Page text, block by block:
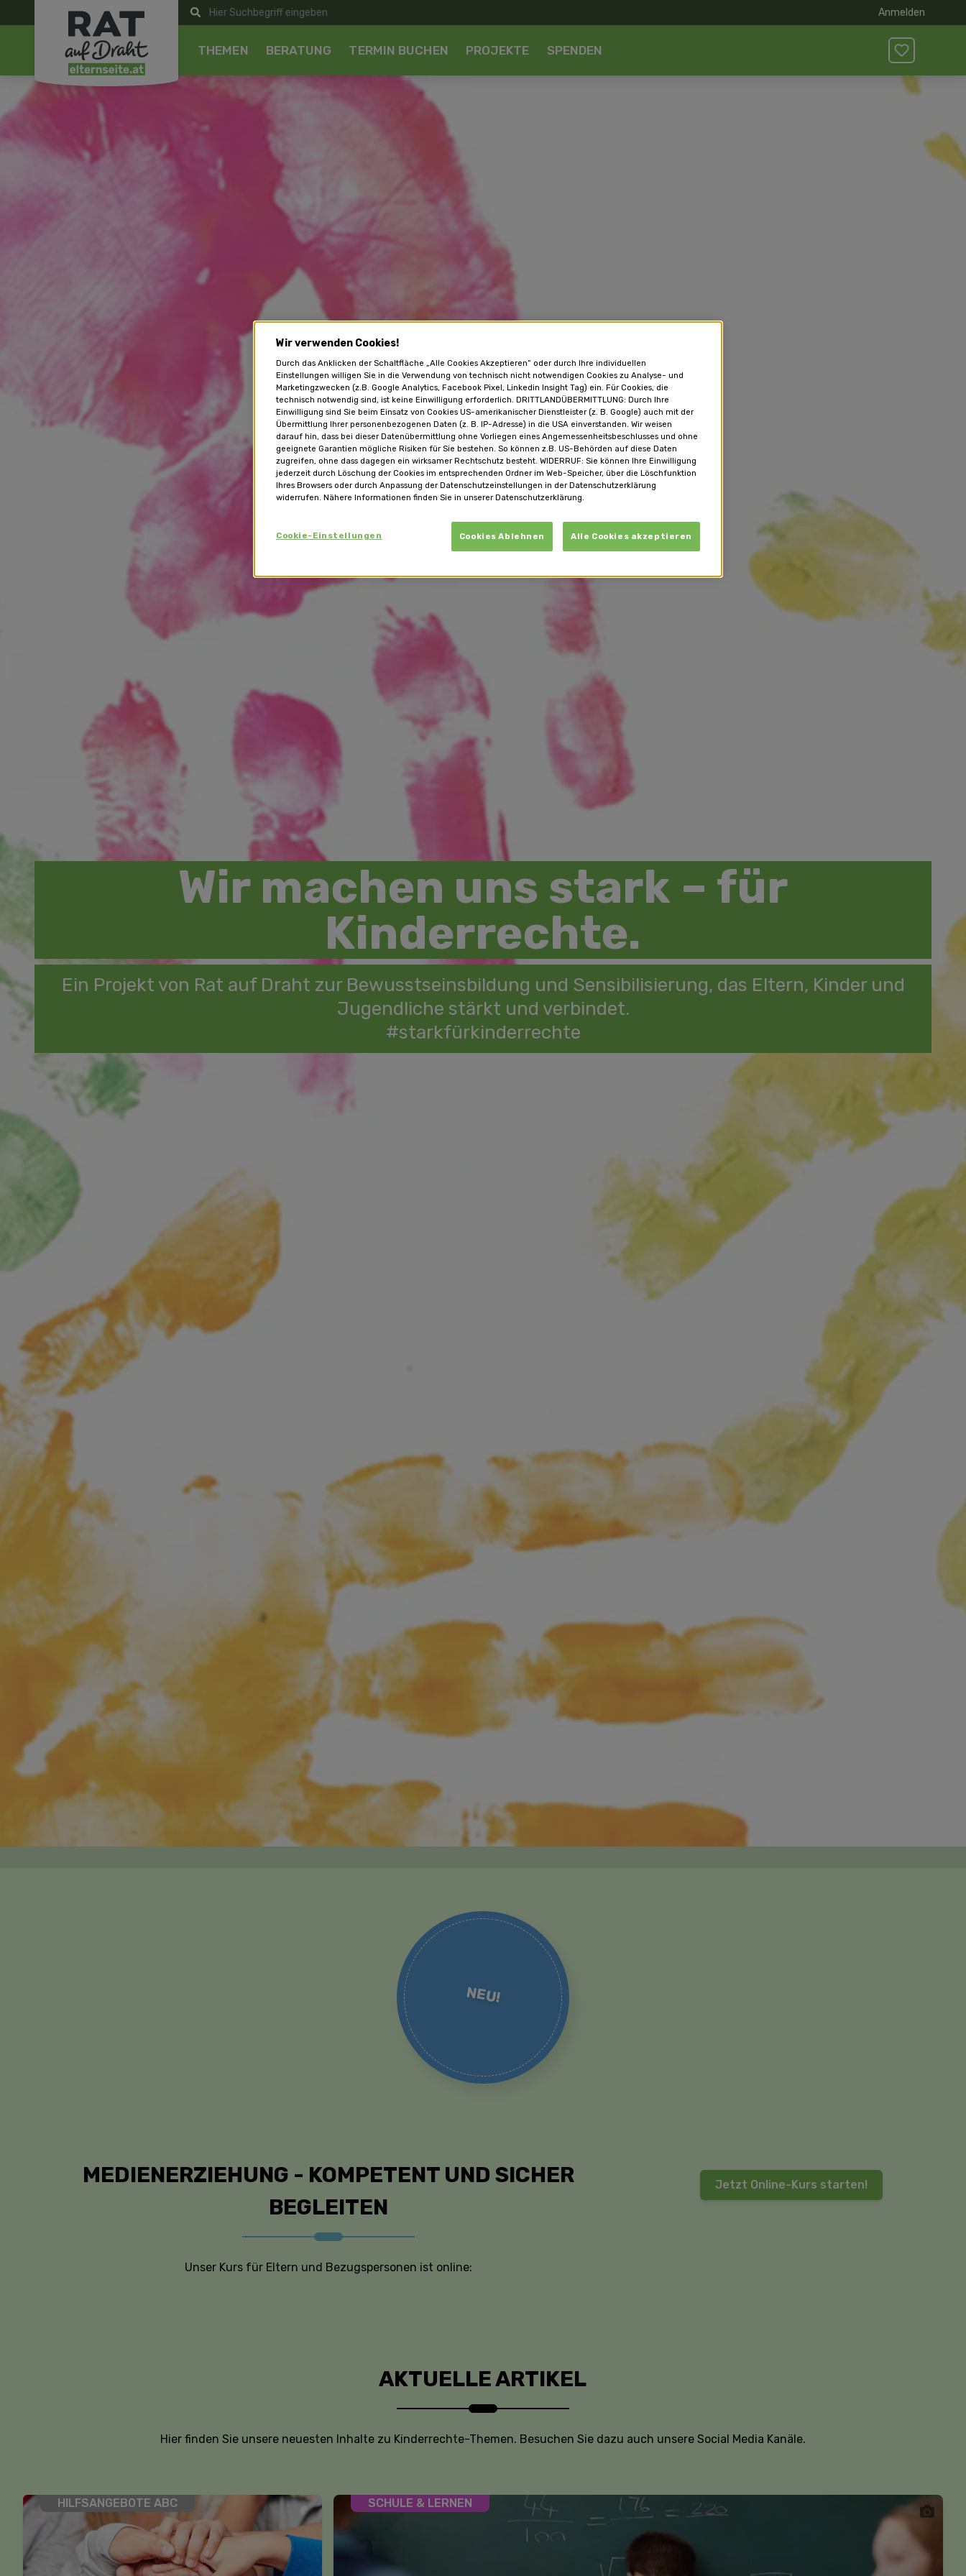
Anmelden
THEMEN BERATUNG TERMIN BUCHEN PROJEKTE SPENDEN
Wir machen uns stark – für
Kinderrechte.
Ein Projekt von Rat auf Draht zur Bewusstseinsbildung und Sensibilisierung, das Eltern, Kinder und
Jugendliche stärkt und verbindet.
#starkfürkinderrechte
NEU!
MEDIENERZIEHUNG - KOMPETENT UND SICHER
BEGLEITEN
Unser Kurs für Eltern und Bezugspersonen ist online:
Jetzt Online-Kurs starten!
AKTUELLE ARTIKEL
Hier finden Sie unsere neuesten Inhalte zu Kinderrechte-Themen. Besuchen Sie dazu auch unsere Social Media Kanäle.
HILFSANGEBOTE ABC SCHULE & LERNEN
Wir verwenden Cookies!
Durch das Anklicken der Schaltfläche „Alle Cookies Akzeptieren“ oder durch Ihre individuellen
Einstellungen willigen Sie in die Verwendung von technisch nicht notwendigen Cookies zu Analyse- und
Marketingzwecken (z.B. Google Analytics, Facebook Pixel, Linkedin Insight Tag) ein. Für Cookies, die
technisch notwendig sind, ist keine Einwilligung erforderlich. DRITTLANDÜBERMITTLUNG: Durch Ihre
Einwilligung sind Sie beim Einsatz von Cookies US-amerikanischer Dienstleister (z. B. Google) auch mit der
Übermittlung Ihrer personenbezogenen Daten (z. B. IP-Adresse) in die USA einverstanden. Wir weisen
darauf hin, dass bei dieser Datenübermittlung ohne Vorliegen eines Angemessenheitsbeschlusses und ohne
geeignete Garantien mögliche Risiken für Sie bestehen. So können z.B. US-Behörden auf diese Daten
zugreifen, ohne dass dagegen ein wirksamer Rechtschutz besteht. WIDERRUF: Sie können Ihre Einwilligung
jederzeit durch Löschung der Cookies im entsprechenden Ordner im Web-Speicher, über die Löschfunktion
Ihres Browsers oder durch Anpassung der Datenschutzeinstellungen in der Datenschutzerklärung
widerrufen. Nähere Informationen finden Sie in unserer Datenschutzerklärung.
Cookies Ablehnen Alle Cookies akzeptieren
Cookie-Einstellungen